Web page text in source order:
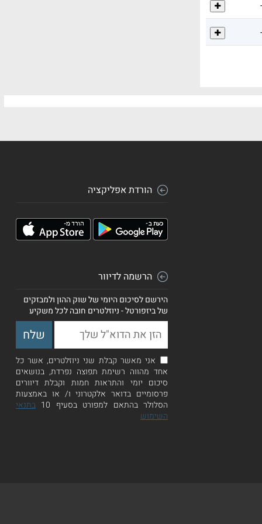
הורדת אפליקציה
הרשמה לדיוור
הירשם לסיכום היומי של שוק ההון ולמבזקים
של ביזפורטל - ניוזלטרים חובה לכל משקיע
אני מאשר קבלת שני ניוזלטרים, אשר כל
אחד מהווה רשימת תפוצה נפרדת, בנושאים
סיכום יומי והתראות חמות וקבלת דיוורים
פרסומיים בדואר אלקטרוני ו/ או באמצעות
הסלולר בהתאם למפורט בסעיף 10
בתנאי
השימוש